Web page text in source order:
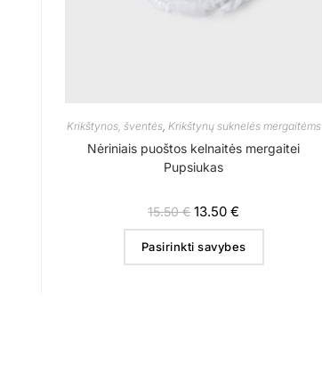
Krikštynos, šventės, Krikštynų suknelės mergaitėms
Nėriniais puoštos kelnaitės mergaitei
Pupsiukas
15.50€ 13.50€
Pasirinkti savybes